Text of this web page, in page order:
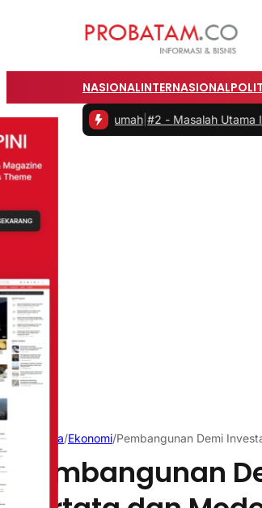
NASIONALINTERNASIONAL
Rumah|#2 - Masalah Utama Infrastruktur
Beranda/Ekonomi/Pembangunan Demi
Pembangunan